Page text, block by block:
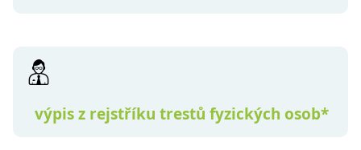
výpis z rejstříku trestů fyzických osob*